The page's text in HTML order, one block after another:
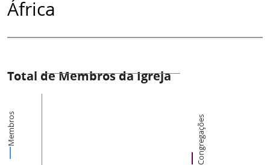
África
Total de Membros da Igreja
Membros Congregações